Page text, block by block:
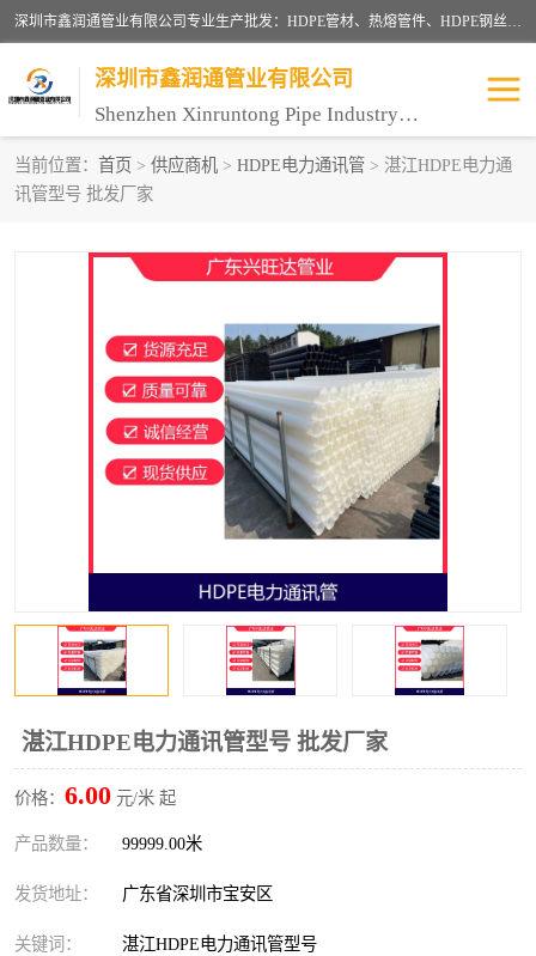
深圳市鑫润通管业有限公司专业生产批发：HDPE管材、热熔管件、HDPE钢丝骨架管、电熔管件、HDPE双壁波纹管、MPP电力管、井盖、PVC管材管件、PPR管材管件等；公司自创建以来，始终秉承“团结、务实、创新、守信”的服务宗旨，凭借专业的服务以及多年的勤奋拼搏，发展成为一家专业销售各种管材管件，绝缘电工套管及配件等系列产品的贸易公司。
深圳市鑫润通管业有限公司
Shenzhen Xinruntong Pipe Industry Co., Ltd
当前位置： 首页 > 供应商机 > HDPE电力通讯管 > 湛江HDPE电力通
讯管型号 批发厂家
湛江HDPE电力通讯管型号 批发厂家
价格： 6.00 元/米 起
产品数量： 99999.00米
发货地址： 广东省深圳市宝安区
关键词： 湛江HDPE电力通讯管型号
HDPE管材给水管
HDPE双壁波纹管 HDPE电力通讯管
MPP电力通信管
联塑PVC管 联塑PPR管
联塑PE管 联塑家装红蓝线管